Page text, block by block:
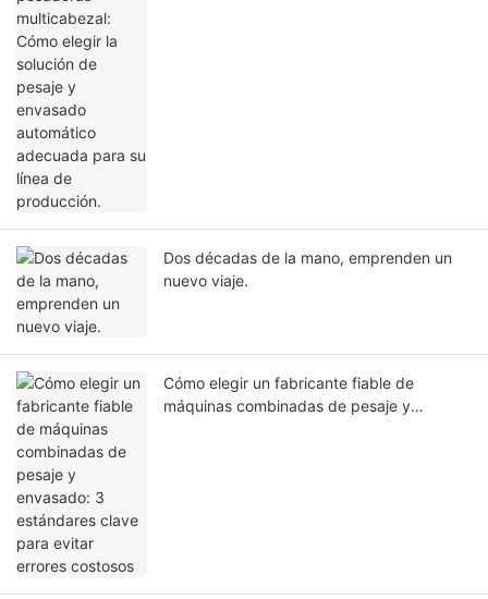
Dos décadas de la mano, emprenden un
nuevo viaje.
Cómo elegir un fabricante fiable de
máquinas combinadas de pesaje y